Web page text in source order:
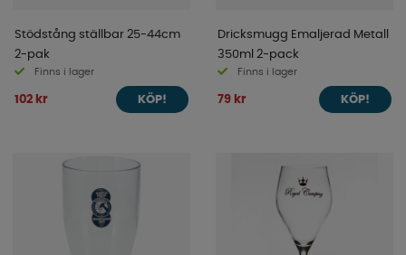
Stödstång ställbar 25-44cm
2-pak
Finns i lager
102 kr KÖP!
Dricksmugg Emaljerad Metall
350ml 2-pack
Finns i lager
79 kr KÖP!